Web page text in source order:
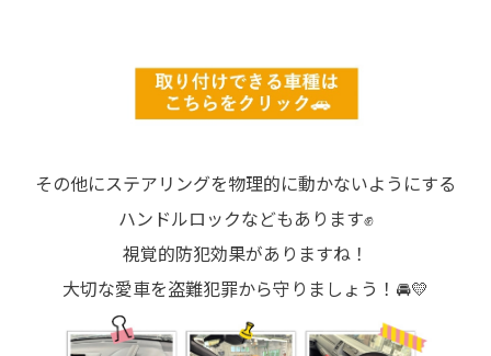
その他にステアリングを物理的に動かないようにする
ハンドルロックなどもあります✊
視覚的防犯効果がありますね！
大切な愛車を盗難犯罪から守りましょう！🚘💛